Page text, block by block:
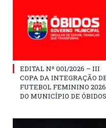
EDITAL Nº 001/2026 – III
COPA DA INTEGRAÇÃO
FUTEBOL FEMININO 2026
DO MUNICÍPIO DE ÓBIDOS